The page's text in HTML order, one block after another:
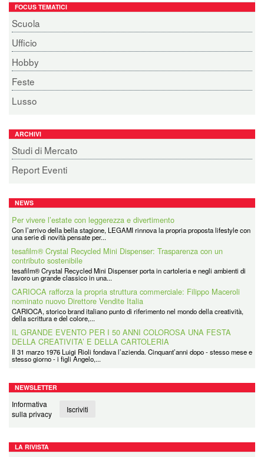
FOCUS TEMATICI
Scuola
Ufficio
Hobby
Feste
Lusso
ARCHIVI
Studi di Mercato
Report Eventi
NEWS
Per vivere l’estate con leggerezza e divertimento
Con l’arrivo della bella stagione, LEGAMI rinnova la propria proposta lifestyle con
una serie di novità pensate per...
tesafilm® Crystal Recycled Mini Dispenser: Trasparenza con un
contributo sostenibile
tesafilm® Crystal Recycled Mini Dispenser porta in cartoleria e negli ambienti di
lavoro un grande classico in una...
CARIOCA rafforza la propria struttura commerciale: Filippo Maceroli
nominato nuovo Direttore Vendite Italia
CARIOCA, storico brand italiano punto di riferimento nel mondo della creatività,
della scrittura e del colore,...
IL GRANDE EVENTO PER I 50 ANNI COLOROSA UNA FESTA
DELLA CREATIVITA’ E DELLA CARTOLERIA
Il 31 marzo 1976 Luigi Rioli fondava l’azienda. Cinquant’anni dopo - stesso mese e
stesso giorno - i figli Angelo,...
NEWSLETTER
Informativa
sulla privacy
Iscriviti
LA RIVISTA